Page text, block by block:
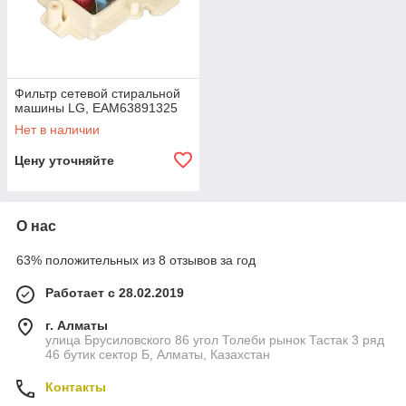
менять. Для починки понадобятся навыки в электронике и
схемотехнике, поэтому работу лучше доверить
профессионалам. Опытный мастер восстановит плату,
Фильтр сетевой стиральной
машины LG, EAM63891325
Нет в наличии
Цену уточняйте
О нас
63% положительных из 8 отзывов за год
Работает с 28.02.2019
г. Алматы
улица Брусиловского 86 угол Толеби рынок Тастак 3 ряд
46 бутик сектор Б, Алматы, Казахстан
Контакты